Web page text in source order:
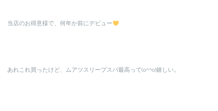
当店のお得意様で、何年か前にデビュー
あれこれ買ったけど、ムアツスリープスパ最高って(o^^o)嬉しい。